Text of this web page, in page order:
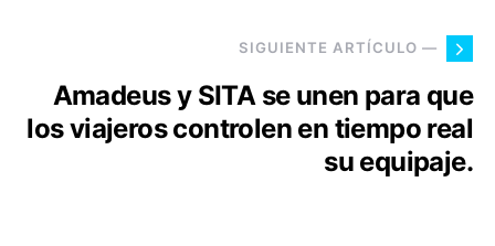
SIGUIENTE ARTÍCULO —
Amadeus y SITA se unen para que
los viajeros controlen en tiempo real
su equipaje.